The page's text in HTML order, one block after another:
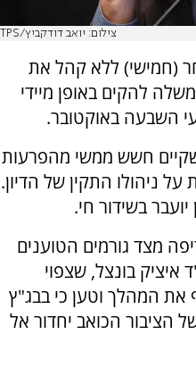
צילום: יואב דודקביץ/TPS
(חמישי) ללא קהל את
להקים באופן מיידי
השבעה באוקטובר.
חשש ממשי מהפרעות
ניהולו התקין של הדיון.
בשידור חי.
מצד גורמים הטוענים
איציק בונצל, שצפוי
את המהלך וטען כי בבג"ץ
הציבור הכואב יחדור אל